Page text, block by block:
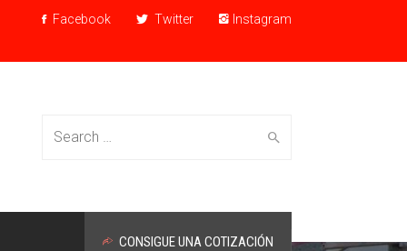
Facebook Twitter Instagram
Search for:
CONSIGUE UNA COTIZACIÓN